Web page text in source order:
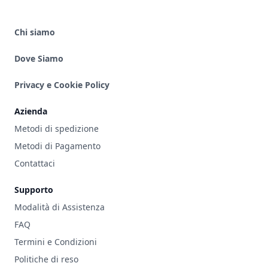
Chi siamo
Dove Siamo
Privacy e Cookie Policy
Azienda
Metodi di spedizione
Metodi di Pagamento
Contattaci
Supporto
Modalità di Assistenza
FAQ
Termini e Condizioni
Politiche di reso